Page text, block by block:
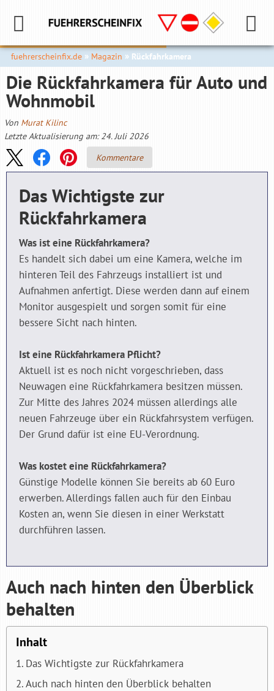
fuehrerscheinfix.de Magazin Rückfahrkamera
Die Rückfahrkamera für Auto und
Wohnmobil
Von Murat Kilinc
Letzte Aktualisierung am: 24. Juli 2026
Kommentare
Das Wichtigste zur
Rückfahrkamera
Was ist eine Rückfahrkamera?
Es handelt sich dabei um eine Kamera, welche im
hinteren Teil des Fahrzeugs installiert ist und
Aufnahmen anfertigt. Diese werden dann auf einem
Monitor ausgespielt und sorgen somit für eine
bessere Sicht nach hinten.
Ist eine Rückfahrkamera Pflicht?
Aktuell ist es noch nicht vorgeschrieben, dass
Neuwagen eine Rückfahrkamera besitzen müssen.
Zur Mitte des Jahres 2024 müssen allerdings alle
neuen Fahrzeuge über ein Rückfahrsystem verfügen.
Der Grund dafür ist eine EU-Verordnung.
Was kostet eine Rückfahrkamera?
Günstige Modelle können Sie bereits ab 60 Euro
erwerben. Allerdings fallen auch für den Einbau
Kosten an, wenn Sie diesen in einer Werkstatt
durchführen lassen.
Auch nach hinten den Überblick
behalten
Inhalt
Das Wichtigste zur Rückfahrkamera
Auch nach hinten den Überblick behalten